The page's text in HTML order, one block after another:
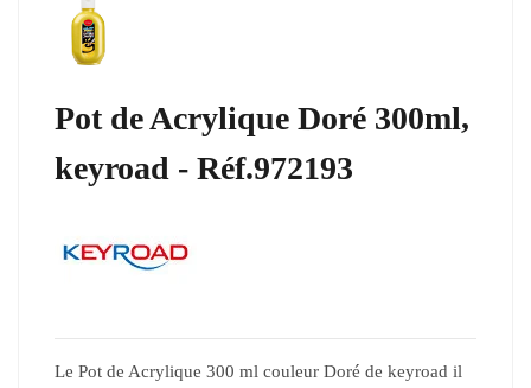
Pot de Acrylique Doré 300ml,
keyroad - Réf.972193
Le Pot de Acrylique 300 ml couleur Doré de keyroad il